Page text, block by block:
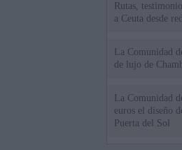
Rutas,
a Ceuta desde
La Comunidad
de lujo de
La Comunidad
euros el diseño
Puerta del Sol